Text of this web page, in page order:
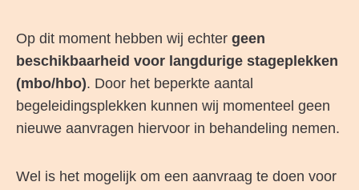
Op dit moment hebben wij echter geen
beschikbaarheid voor langdurige stageplekken
(mbo/hbo). Door het beperkte aantal
begeleidingsplekken kunnen wij momenteel geen
nieuwe aanvragen hiervoor in behandeling nemen.
Wel is het mogelijk om een aanvraag te doen voor